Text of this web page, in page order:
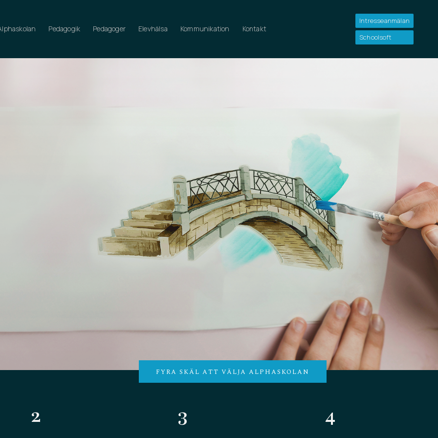
Pedagogik Pedagoger Elevhälsa Kommunikation Kontakt
Intresseanmälan
Schoolsoft
2 3 4
FYRA SKÄL ATT VÄLJA ALPHASKOLAN